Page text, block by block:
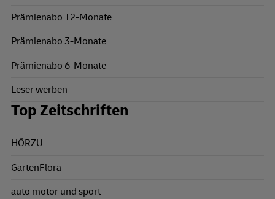
Prämienabo 12-Monate
Prämienabo 3-Monate
Prämienabo 6-Monate
Leser werben
Top Zeitschriften
HÖRZU
GartenFlora
auto motor und sport